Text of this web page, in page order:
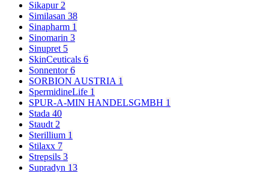
Sikapur2
Similasan 38
Sinapharm 1
Sinomarin 3
Sinupret 5
SkinCeuticals 6
Sonnentor6
SORBION AUSTRIA 1
SpermidineLife 1
SPUR-A-MIN HANDELSGMBH 1
Stada 40
Staudt2
Sterillium 1
Stilaxx 7
Strepsils 3
Supradyn 13